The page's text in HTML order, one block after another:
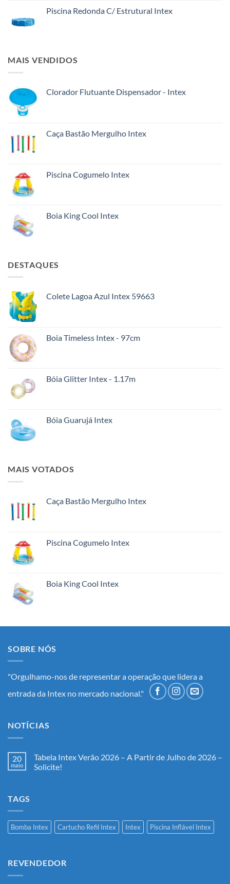
Piscina Redonda C/ Estrutural Intex
MAIS VENDIDOS
Clorador Flutuante Dispensador - Intex
Caça Bastão Mergulho Intex
Piscina Cogumelo Intex
Boia King Cool Intex
DESTAQUES
Colete Lagoa Azul Intex 59663
Boia Timeless Intex - 97cm
Bóia Glitter Intex - 1.17m
Bóia Guarujá Intex
MAIS VOTADOS
Caça Bastão Mergulho Intex
Piscina Cogumelo Intex
Boia King Cool Intex
SOBRE NÓS
"Orgulhamo-nos de representar a operação que lidera a
entrada da Intex no mercado nacional."
NOTÍCIAS
20
maio
Tabela Intex Verão 2026 – A Partir de Julho de 2026 –
Solicite!
–
A
2026
TAGS
Bomba Intex Cartucho Refil Intex Intex Piscina Inflável Intex
REVENDEDOR